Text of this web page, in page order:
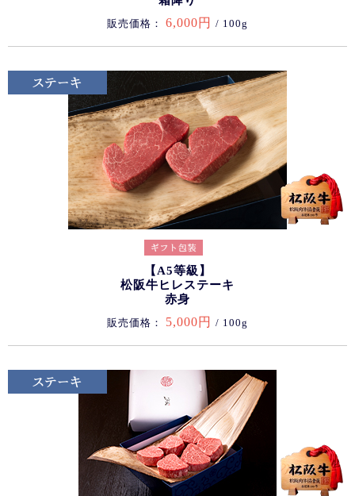
販売価格： 6,000円 / 100g
【A5等級】
松阪牛ヒレステーキ
赤身
販売価格： 5,000円 / 100g